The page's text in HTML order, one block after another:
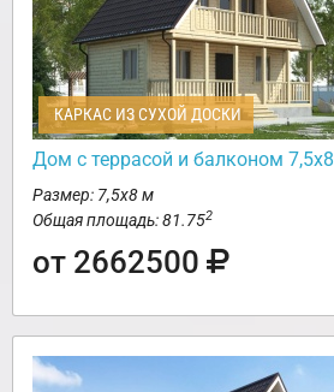
КАРКАС ИЗ СУХОЙ ДОСКИ
Дом с террасой и балконом 7,5х8
Размер: 7,5х8 м
Общая площадь: 81.752
от 2662500